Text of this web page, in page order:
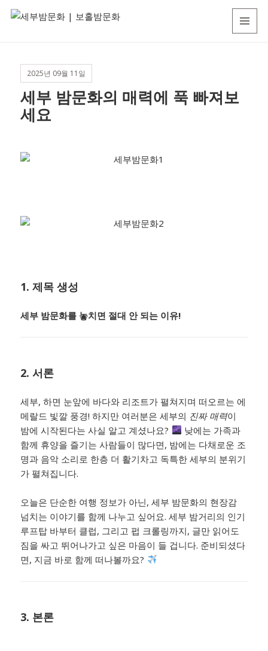
밤
문
화
홀
2025년 09월 11일
세부 밤문화의 매력에 푹 빠져보
세요
1. 제목 생성
세부 밤문화를 놓치면 절대 안 되는 이유!
2. 서론
세부, 하면 눈앞에 바다와 리조트가 펼쳐지며 떠오르는 에
메랄드 빛깔 풍경! 하지만 여러분은 세부의 진짜 매력이
밤에 시작된다는 사실 알고 계셨나요?
낮에는 가족과
함께 휴양을 즐기는 사람들이 많다면, 밤에는 다채로운 조
명과 음악 소리로 한층 더 활기차고 독특한 세부의 분위기
가 펼쳐집니다.
오늘은 단순한 여행 정보가 아닌, 세부 밤문화의 현장감
넘치는 이야기를 함께 나누고 싶어요. 세부 밤거리의 인기
루프탑 바부터 클럽, 그리고 펍 크롤링까지, 글만 읽어도
짐을 싸고 뛰어나가고 싶은 마음이 들 겁니다. 준비되셨다
면, 지금 바로 함께 떠나볼까요?
3. 본론